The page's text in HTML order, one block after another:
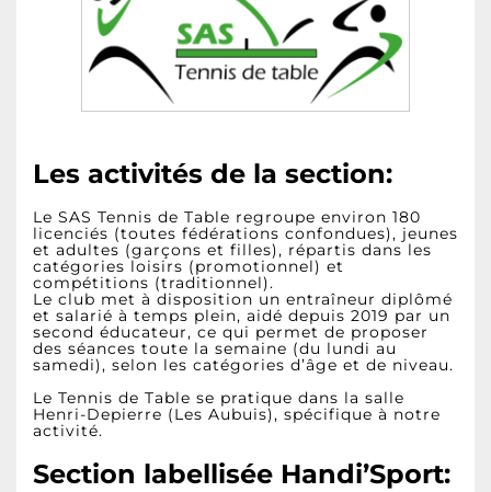
Les activités de la section:
Le SAS Tennis de Table regroupe environ 180
licenciés (toutes fédérations confondues), jeunes
et adultes (garçons et filles), répartis dans les
catégories loisirs (promotionnel) et
compétitions (traditionnel).
Le club met à disposition un entraîneur diplômé
et salarié à temps plein, aidé depuis 2019 par un
second éducateur, ce qui permet de proposer
des séances toute la semaine (du lundi au
samedi), selon les catégories d’âge et de niveau.
Le Tennis de Table se pratique dans la salle
Henri-Depierre (Les Aubuis), spécifique à notre
activité.
Section labellisée Handi’Sport: